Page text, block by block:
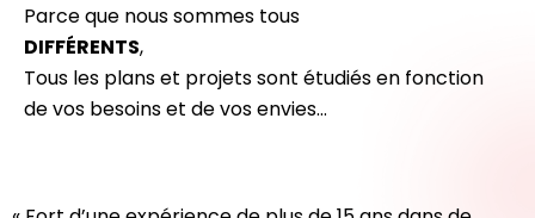
Parce que nous sommes tous
DIFFÉRENTS,
Tous les plans et projets sont étudiés en fonction
de vos besoins et de vos envies…